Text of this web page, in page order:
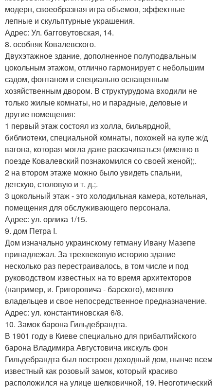
модерн, своеобразная игра объемов, эффектные
лепные и скульптурные украшения.
Адрес: Ул. багговутовская, 14.
8. особняк Ковалевского.
Двухэтажное здание, дополненное полуподвальным
цокольным этажом, отлично гармонирует с небольшим
садом, фонтаном и специально оснащенным
хозяйственным двором. В структурудома входили не
только жилые комнаты, но и парадные, деловые и
другие помещения:
1 первый этаж состоял из холла, бильярдной,
библиотеки, специальной комнаты, похожей на купе ж/д
вагона, которая могла даже раскачиваться (именно в
поезде Ковалевский познакомился со своей женой);.
2 на втором этаже можно было увидеть спальни,
детскую, столовую и т. д.;.
3 цокольный этаж - это холодильная камера, котельная,
помещения для обслуживающего персонала.
Адрес: ул. орлика 1/15.
9. дом Петра I.
Дом изначально украинскому гетману Ивану Мазепе
принадлежал. За трехвековую историю здание
несколько раз перестраивалось, в том числе и под
руководством известных на то время архитекторов
(например, и. Григоровича - барского), меняло
владельцев и свое непосредственное предназначение.
Адрес: ул. константиновская 6/8.
10. Замок барона Гильдебрандта.
В 1901 году в Киеве специально для прибалтийского
барона Владимира Августовича икскуль фон
Гильдебрандта был построен доходный дом, нынче всем
известный как розовый замок, который красиво
расположился на улице шелковичной, 19. Неоготический